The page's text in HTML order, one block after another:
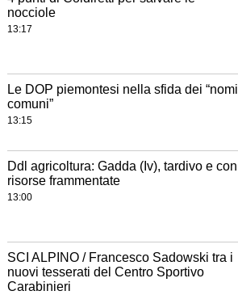
nocciole
13:17
Le DOP piemontesi nella sfida dei “nomi
comuni”
13:15
Ddl agricoltura: Gadda (Iv), tardivo e con
risorse frammentate
13:00
SCI ALPINO / Francesco Sadowski tra i
nuovi tesserati del Centro Sportivo
Carabinieri